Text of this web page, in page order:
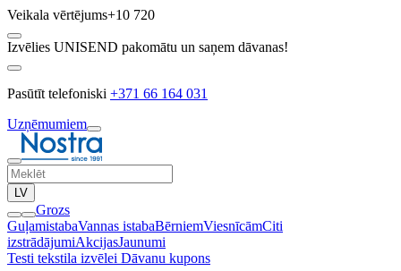
Veikala vērtējums+10 720
Izvēlies UNISEND pakomātu un saņem dāvanas!
Pasūtīt telefoniski +371 66 164 031
Uzņēmumiem
LV
Grozs
GuļamistabaVannas istabaBērniemViesnīcāmCiti
izstrādājumiAkcijasJaunumi
Testi tekstila izvēlei Dāvanu kupons